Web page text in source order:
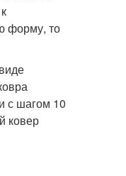
форму, то
с шагом 10
ковер